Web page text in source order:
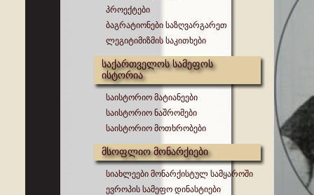
პროექტები
ბაგრატიონები საზღვარგარეთ
ლეგიტიმიზმის საკითხები
საქართველოს სამეფოს
ისტორია
საისტორიო მატიანეები
საისტორიო ნაშრომები
საისტორიო მოთხრობები
მსოფლიო მონარქიები
სიახლეები მონარქისტულ სამყაროში
ევროპის სამეფო დინასტიები